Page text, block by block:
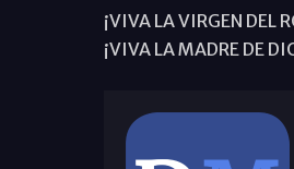
¡VIVA LA VIRGEN DEL
¡VIVA LA MADRE DE